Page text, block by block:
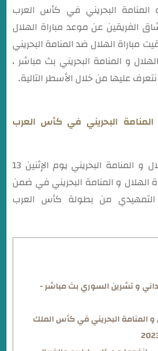
المنامة البحريني في كأس العرب
ويبحث عشاق الفريقين عن موعد مباراة الهلال
مباراة الهلال ضد المنامة البحريني
و المنامة البحريني بث مباشر ،
عليها من خلال الأسطر التالية.
المنامة البحريني في كأس العرب
ويأتي موعد مباراة الهلال و المنامة البحريني يوم الإثنين 13
مباراة الهلال و المنامة البحريني في ضمن
التمهيدي من بطولة كأس العرب
و تشرين السوري بث مباشر -
و المنامة البحريني في كأس الملك